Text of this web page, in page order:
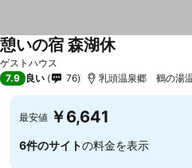
ゲストハウス
憩いの宿 森湖休
7.9 良い 76 乳頭温泉郷 鶴の湯
最安値 ￥6,641
6件のサイトの料金を表示